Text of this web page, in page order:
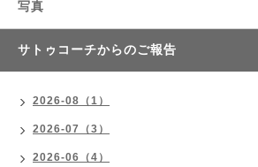
写真
サトゥコーチからのご報告
2026-08（1）
2026-07（3）
2026-06（4）